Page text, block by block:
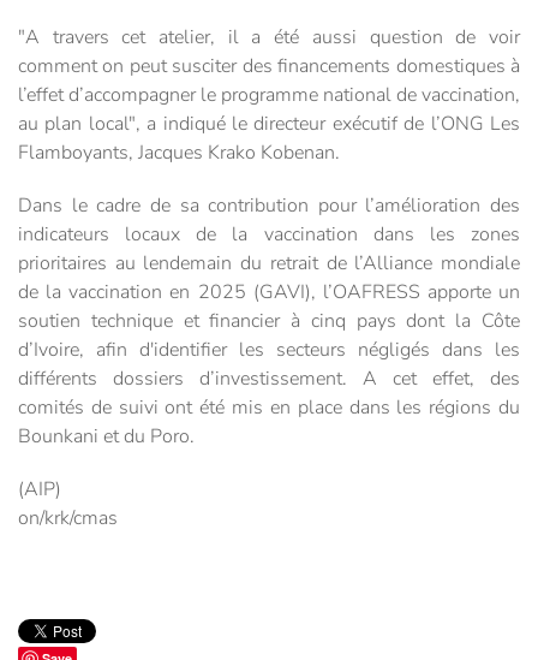
"A travers cet atelier, il a été aussi question de voir
comment on peut susciter des financements domestiques à
l’effet d’accompagner le programme national de vaccination,
au plan local", a indiqué le directeur exécutif de l’ONG Les
Flamboyants, Jacques Krako Kobenan.
Dans le cadre de sa contribution pour l’amélioration des
indicateurs locaux de la vaccination dans les zones
prioritaires au lendemain du retrait de l’Alliance mondiale
de la vaccination en 2025 (GAVI), l’OAFRESS apporte un
soutien technique et financier à cinq pays dont la Côte
d’Ivoire, afin d'identifier les secteurs négligés dans les
différents dossiers d’investissement. A cet effet, des
comités de suivi ont été mis en place dans les régions du
Bounkani et du Poro.
(AIP)
on/krk/cmas